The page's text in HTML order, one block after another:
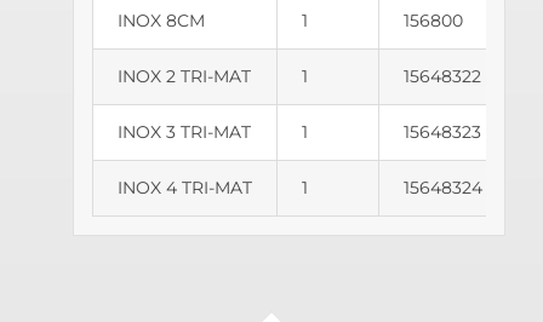
INOX 8CM 1 156800
INOX 2 TRI-MAT 1 15648322
INOX 3 TRI-MAT 1 15648323
INOX 4 TRI-MAT 1 15648324